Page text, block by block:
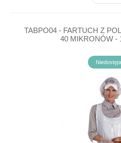
TABPO04 - FARTUCH Z
40 MIKRONÓW -